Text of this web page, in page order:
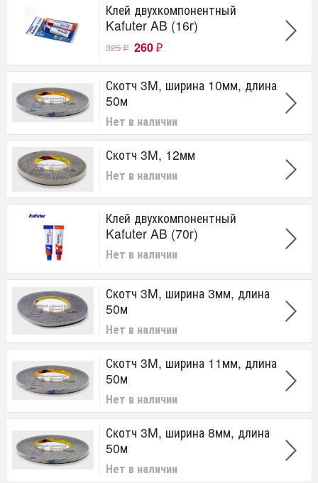
Клей двухкомпонентный
Kafuter AB (16г)
325₽ 260 ₽
Скотч 3M, ширина 10мм, длина
50м
Нет в наличии
Скотч 3M, 12мм
Нет в наличии
Клей двухкомпонентный
Kafuter AB (70г)
Нет в наличии
Скотч 3M, ширина 3мм, длина
50м
Нет в наличии
Скотч 3M, ширина 11мм, длина
50м
Нет в наличии
Скотч 3M, ширина 8мм, длина
50м
Нет в наличии